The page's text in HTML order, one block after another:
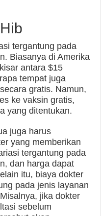
tergantung pada
Biasanya di Amerika
antara $15
tempat juga
gratis. Namun,
ke vaksin gratis,
yang ditentukan.
juga harus
yang memberikan
tergantung pada
dan harga dapat
itu, biaya dokter
pada jenis layanan
jika dokter
sebelum